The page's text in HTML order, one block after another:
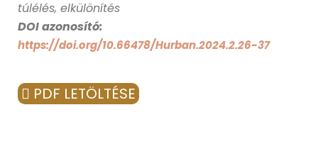
túlélés, elkülönítés
DOI azonosító:
https://doi.org/10.66478/Hurban.2024.2.26-37
PDF LETÖLTÉSE